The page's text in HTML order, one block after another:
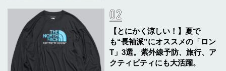
【とにかく涼しい！】夏で
も“長袖派”にオススメの「ロン
T」3選。紫外線予防、旅行、ア
クティビティにも大活躍。